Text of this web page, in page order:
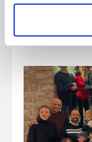
Venerdì 2
primo Training
LEGGI TUTTO